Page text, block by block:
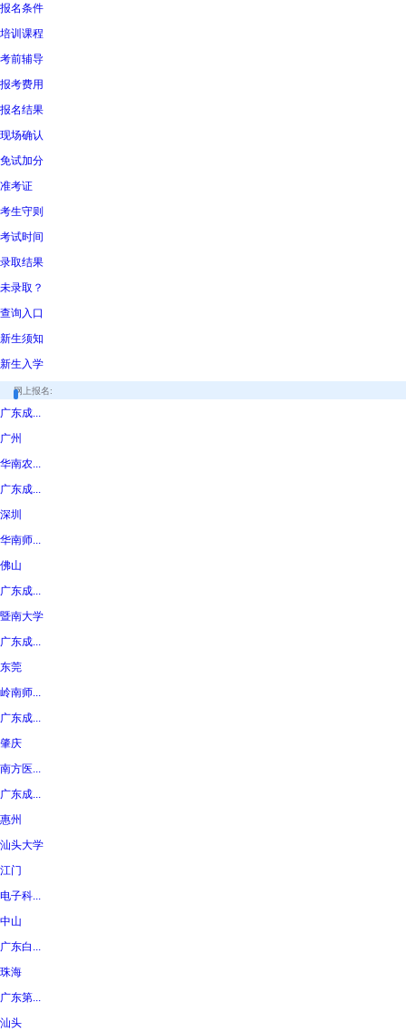
报名条件
培训课程
考前辅导
报考费用
报名结果
现场确认
免试加分
准考证
考生守则
考试时间
录取结果
未录取？
查询入口
新生须知
新生入学
网上报名:
广东成...
广州
华南农...
广东成...
深圳
华南师...
佛山
广东成...
暨南大学
广东成...
东莞
岭南师...
广东成...
肇庆
南方医...
广东成...
惠州
汕头大学
江门
电子科...
中山
广东白...
珠海
广东第...
汕头